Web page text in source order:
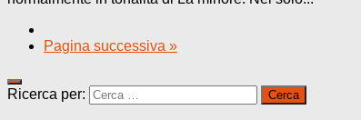
Pagina successiva »
Ricerca per: